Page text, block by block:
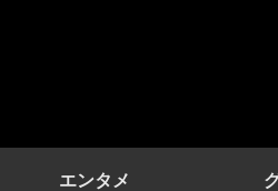
エンタメ